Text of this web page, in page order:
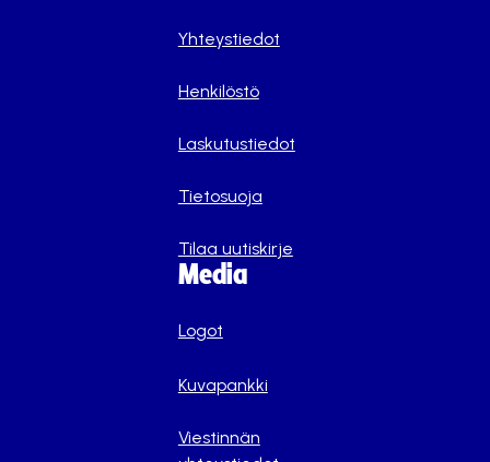
Yhteystiedot
Henkilöstö
Laskutustiedot
Tietosuoja
Tilaa uutiskirje
Media
Logot
Kuvapankki
Viestinnän